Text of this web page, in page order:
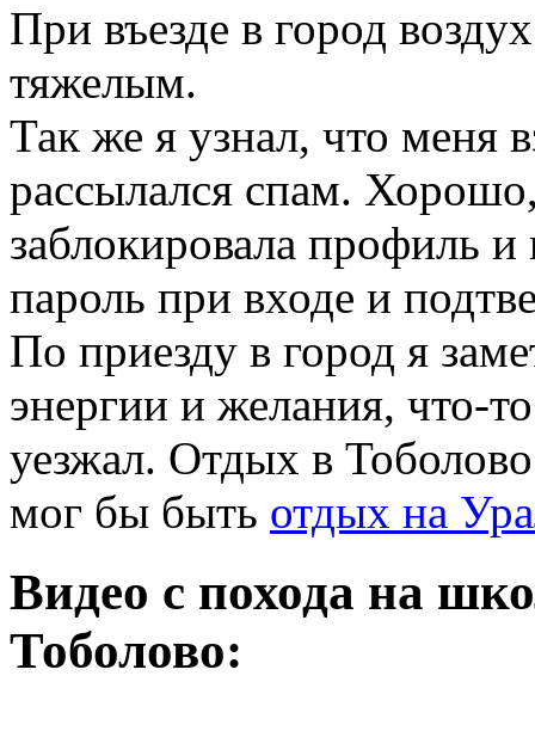
При въезде в город
тяжелым.
Так же я узнал, что меня
рассылался спам.
заблокировала профиль
пароль при входе и
По приезду в город я
энергии и желания, что-
уезжал. Отдых в
мог бы быть отдых на
Видео с похода на
Тоболово: